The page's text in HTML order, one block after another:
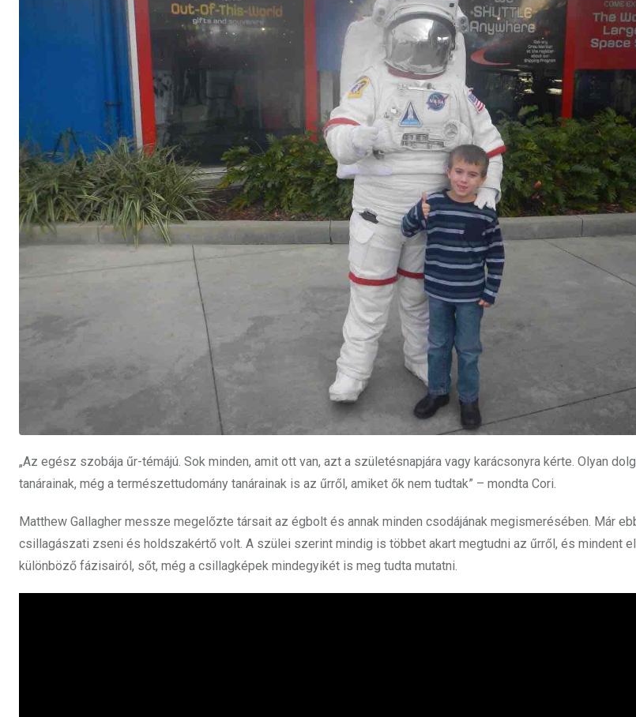
„Az egész szobája űr-témájú. Sok minden, amit ott van, azt a születésnapjára vagy karácsonyra kérte. Olyan
tanárainak, még a természettudomány tanárainak is az űrről, amiket ők nem tudtak” – mondta Cori.
Matthew Gallagher messze megelőzte társait az égbolt és annak minden csodájának megismerésében. Már
csillagászati zseni és holdszakértő volt. A szülei szerint mindig is többet akart megtudni az űrről, és mindent
különböző fázisairól, sőt, még a csillagképek mindegyikét is meg tudta mutatni.